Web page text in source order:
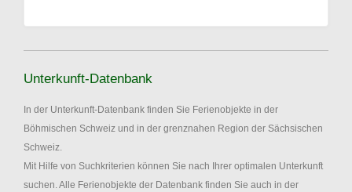
Unterkunft-Datenbank
In der Unterkunft-Datenbank finden Sie Ferienobjekte in der
Böhmischen Schweiz und in der grenznahen Region der Sächsischen
Schweiz.
Mit Hilfe von Suchkriterien können Sie nach Ihrer optimalen Unterkunft
suchen. Alle Ferienobjekte der Datenbank finden Sie auch in der